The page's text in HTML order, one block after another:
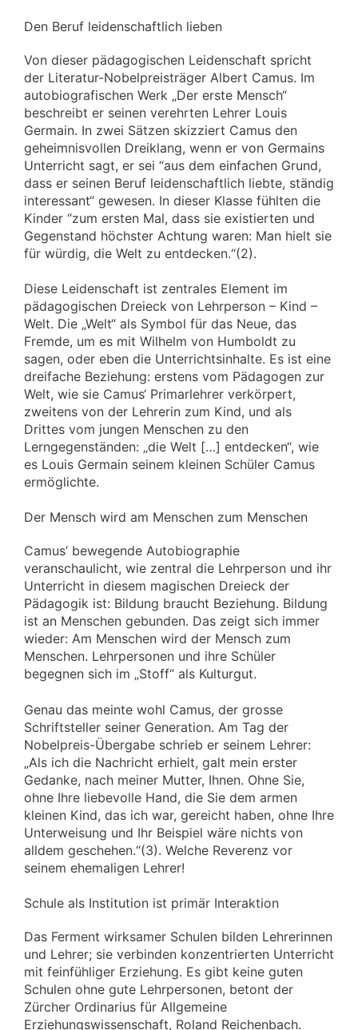
Den Beruf leidenschaftlich lieben
Von dieser pädagogischen Leidenschaft spricht
der Literatur-Nobelpreisträger Albert Camus. Im
autobiografischen Werk „Der erste Mensch“
beschreibt er seinen verehrten Lehrer Louis
Germain. In zwei Sätzen skizziert Camus den
geheimnisvollen Dreiklang, wenn er von Germains
Unterricht sagt, er sei “aus dem einfachen Grund,
dass er seinen Beruf leidenschaftlich liebte, ständig
interessant“ gewesen. In dieser Klasse fühlten die
Kinder “zum ersten Mal, dass sie existierten und
Gegenstand höchster Achtung waren: Man hielt sie
für würdig, die Welt zu entdecken.“(2).
Diese Leidenschaft ist zentrales Element im
pädagogischen Dreieck von Lehrperson – Kind –
Welt. Die „Welt“ als Symbol für das Neue, das
Fremde, um es mit Wilhelm von Humboldt zu
sagen, oder eben die Unterrichtsinhalte. Es ist eine
dreifache Beziehung: erstens vom Pädagogen zur
Welt, wie sie Camus‘ Primarlehrer verkörpert,
zweitens von der Lehrerin zum Kind, und als
Drittes vom jungen Menschen zu den
Lerngegenständen: „die Welt […] entdecken“, wie
es Louis Germain seinem kleinen Schüler Camus
ermöglichte.
Der Mensch wird am Menschen zum Menschen
Camus’ bewegende Autobiographie
veranschaulicht, wie zentral die Lehrperson und ihr
Unterricht in diesem magischen Dreieck der
Pädagogik ist: Bildung braucht Beziehung. Bildung
ist an Menschen gebunden. Das zeigt sich immer
wieder: Am Menschen wird der Mensch zum
Menschen. Lehrpersonen und ihre Schüler
begegnen sich im „Stoff“ als Kulturgut.
Genau das meinte wohl Camus, der grosse
Schriftsteller seiner Generation. Am Tag der
Nobelpreis-Übergabe schrieb er seinem Lehrer:
„Als ich die Nachricht erhielt, galt mein erster
Gedanke, nach meiner Mutter, Ihnen. Ohne Sie,
ohne Ihre liebevolle Hand, die Sie dem armen
kleinen Kind, das ich war, gereicht haben, ohne Ihre
Unterweisung und Ihr Beispiel wäre nichts von
alldem geschehen.“(3). Welche Reverenz vor
seinem ehemaligen Lehrer!
Schule als Institution ist primär Interaktion
Das Ferment wirksamer Schulen bilden Lehrerinnen
und Lehrer; sie verbinden konzentrierten Unterricht
mit feinfühliger Erziehung. Es gibt keine guten
Schulen ohne gute Lehrpersonen, betont der
Zürcher Ordinarius für Allgemeine
Erziehungswissenschaft, Roland Reichenbach.